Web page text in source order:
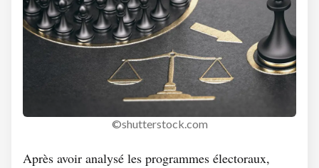
©shutterstock.com
Après avoir analysé les programmes électoraux,